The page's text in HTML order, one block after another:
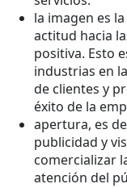
la imagen es
actitud hacia
positiva. Esto
industrias en
de clientes y
éxito de la
apertura, es
publicidad y
comercializar
atención del